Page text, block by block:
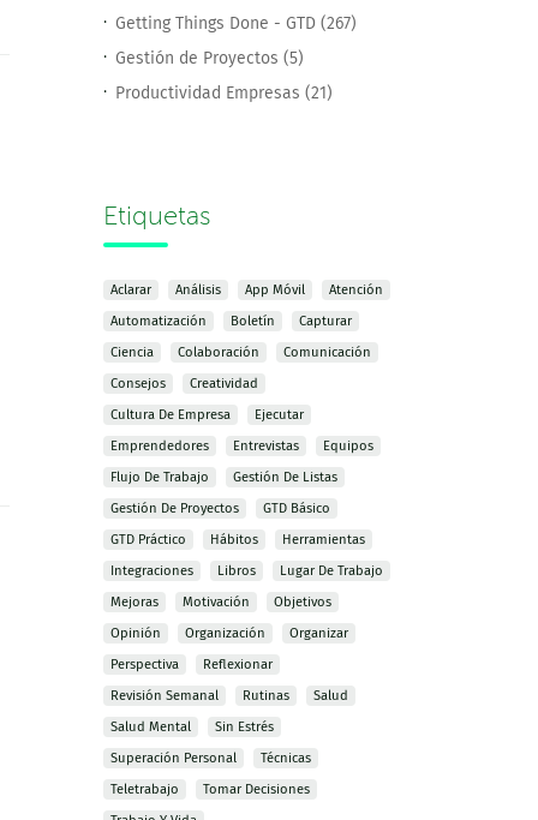
Getting Things Done - GTD (267)
Gestión de Proyectos (5)
Productividad Empresas (21)
Etiquetas
Aclarar Análisis App Móvil
Atención
Automatización
Boletín
Capturar
Ciencia
Colaboración
Comunicación
Consejos
Creatividad
Cultura De Empresa
Ejecutar
Emprendedores
Entrevistas
Equipos
Flujo De Trabajo
Gestión De Listas
Gestión De Proyectos
GTD Básico
GTD Práctico
Hábitos
Herramientas
Integraciones
Libros
Lugar De Trabajo
Mejoras
Motivación
Objetivos
Opinión
Organización
Organizar
Perspectiva
Reflexionar
Revisión Semanal
Rutinas
Salud
Salud Mental
Sin Estrés
Superación Personal
Técnicas
Teletrabajo
Tomar Decisiones